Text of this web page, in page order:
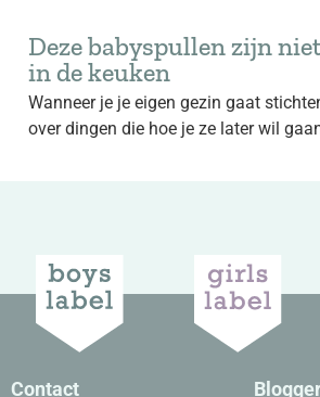
Deze babyspullen zijn
in de keuken
Wanneer je je eigen gezin gaat
over dingen die hoe je ze later wil
Contact